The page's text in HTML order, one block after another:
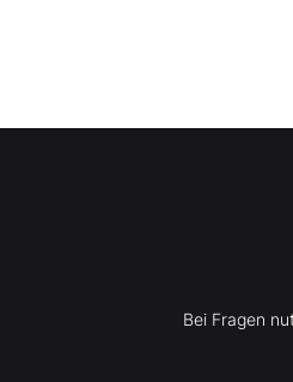
Bei Fragen